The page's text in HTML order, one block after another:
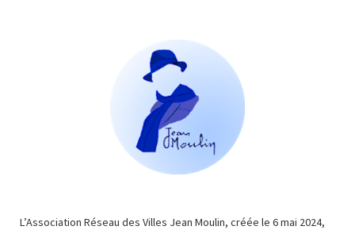
L’Association Réseau des Villes Jean Moulin, créée le 6 mai 2024,